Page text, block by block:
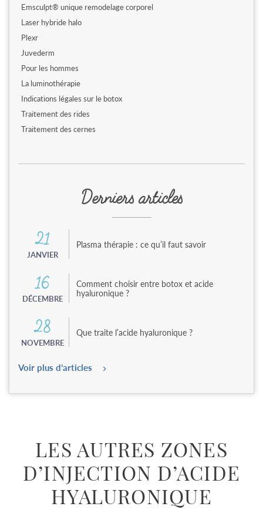
Emsculpt® unique remodelage corporel
Laser hybride halo
Plexr
Juvederm
Pour les hommes
La luminothérapie
Indications légales sur le botox
Traitement des rides
Traitement des cernes
Derniers articles
21
JANVIER
Plasma thérapie : ce qu’il faut savoir
16
DÉCEMBRE
Comment choisir entre botox et acide
hyaluronique ?
28
NOVEMBRE
Que traite l’acide hyaluronique ?
Voir plus d’articles
LES AUTRES ZONES
D’INJECTION D’ACIDE
HYALURONIQUE